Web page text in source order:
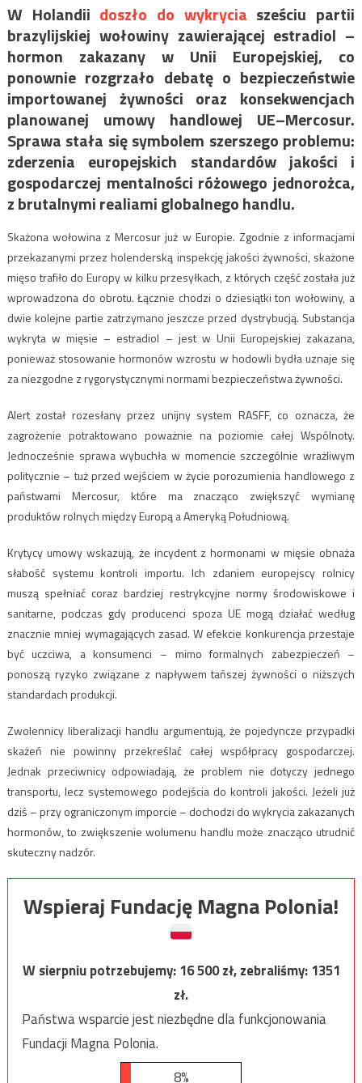
W Holandii doszło do wykrycia sześciu partii
brazylijskiej wołowiny zawierającej estradiol –
hormon zakazany w Unii Europejskiej, co
ponownie rozgrzało debatę o bezpieczeństwie
importowanej żywności oraz konsekwencjach
planowanej umowy handlowej UE–Mercosur.
Sprawa stała się symbolem szerszego problemu:
zderzenia europejskich standardów jakości i
gospodarczej mentalności różowego jednorożca,
z brutalnymi realiami globalnego handlu.
Skażona wołowina z Mercosur już w Europie. Zgodnie z informacjami
przekazanymi przez holenderską inspekcję jakości żywności, skażone
mięso trafiło do Europy w kilku przesyłkach, z których część została już
wprowadzona do obrotu. Łącznie chodzi o dziesiątki ton wołowiny, a
dwie kolejne partie zatrzymano jeszcze przed dystrybucją. Substancja
wykryta w mięsie – estradiol – jest w Unii Europejskiej zakazana,
ponieważ stosowanie hormonów wzrostu w hodowli bydła uznaje się
za niezgodne z rygorystycznymi normami bezpieczeństwa żywności.
Alert został rozesłany przez unijny system RASFF, co oznacza, że
zagrożenie potraktowano poważnie na poziomie całej Wspólnoty.
Jednocześnie sprawa wybuchła w momencie szczególnie wrażliwym
politycznie – tuż przed wejściem w życie porozumienia handlowego z
państwami Mercosur, które ma znacząco zwiększyć wymianę
produktów rolnych między Europą a Ameryką Południową.
Krytycy umowy wskazują, że incydent z hormonami w mięsie obnaża
słabość systemu kontroli importu. Ich zdaniem europejscy rolnicy
muszą spełniać coraz bardziej restrykcyjne normy środowiskowe i
sanitarne, podczas gdy producenci spoza UE mogą działać według
znacznie mniej wymagających zasad. W efekcie konkurencja przestaje
być uczciwa, a konsumenci – mimo formalnych zabezpieczeń –
ponoszą ryzyko związane z napływem tańszej żywności o niższych
standardach produkcji.
Zwolennicy liberalizacji handlu argumentują, że pojedyncze przypadki
skażeń nie powinny przekreślać całej współpracy gospodarczej.
Jednak przeciwnicy odpowiadają, że problem nie dotyczy jednego
transportu, lecz systemowego podejścia do kontroli jakości. Jeżeli już
dziś – przy ograniczonym imporcie – dochodzi do wykrycia zakazanych
hormonów, to zwiększenie wolumenu handlu może znacząco utrudnić
skuteczny nadzór.
Wspieraj Fundację Magna Polonia!
W sierpniu potrzebujemy:16 500zł, zebraliśmy:1351
zł.
Państwa wsparcie jest niezbędne dla funkcjonowania
Fundacji Magna Polonia.
8%